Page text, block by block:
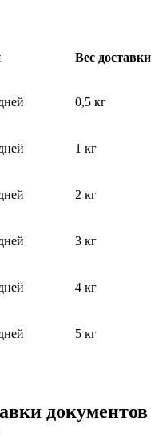
Вес доставки
0,5 кг
1 кг
2 кг
3 кг
4 кг
5 кг